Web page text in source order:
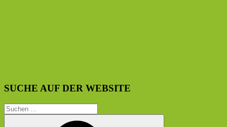
SUCHE AUF DER WEBSITE
Suchen
nach: